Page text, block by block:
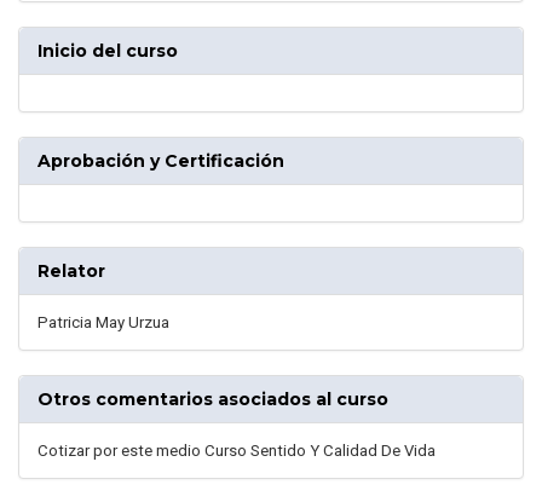
Inicio del curso
Aprobación y Certificación
Relator
Patricia May Urzua
Otros comentarios asociados al curso
Cotizar por este medio Curso Sentido Y Calidad De Vida